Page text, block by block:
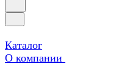
Каталог
О компании